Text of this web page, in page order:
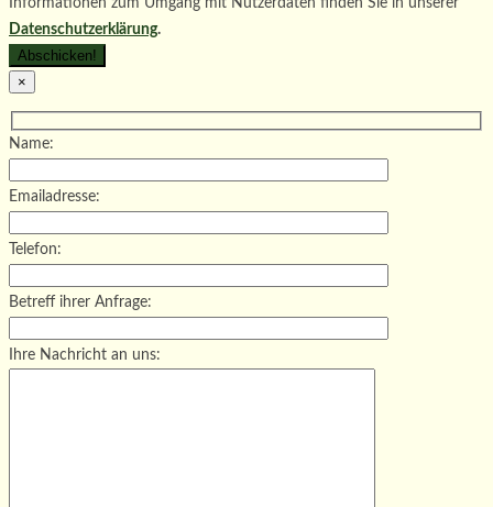
Informationen zum Umgang mit Nutzerdaten finden Sie in unserer
Datenschutzerklärung.
×
Name:
Emailadresse:
Telefon:
Betreff ihrer Anfrage:
Ihre Nachricht an uns: